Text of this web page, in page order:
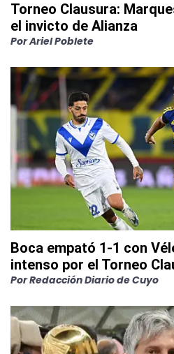
Torneo Clausura:
el invicto de Alianza
PorAriel Poblete
Boca empató 1-1 con
intenso por el Torneo
PorRedacción Diario de Cuyo